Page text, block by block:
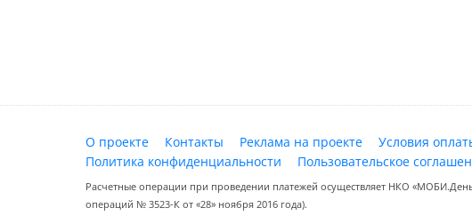
О проекте Контакты Реклама на проекте Условия
Политика конфиденциальности
Пользовательское
Расчетные операции при проведении платежей осуществляет НКО
операций № 3523-К от «28» ноября 2016 года).